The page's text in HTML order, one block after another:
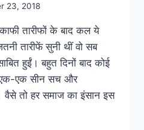
23, 2018
तारीफों के बाद कल ये
तारीफें सुनी थीं वो सब
हुईं। बहुत दिनों बाद कोई
एक-एक सीन सच और
वैसे तो हर समाज का इंसान इस